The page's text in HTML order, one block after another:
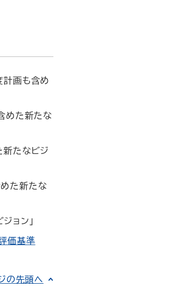
計画も含め
めた新たな
新たなビジ
た新たな
ョン」
価基準
の先頭へ